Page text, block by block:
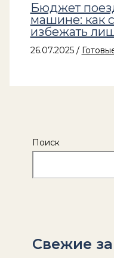
Бюджет
машине: как
избежать
26.07.2025 /
Поиск
Свежие